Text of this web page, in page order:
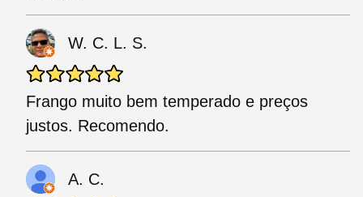
W. C. L. S.
Frango muito bem temperado e preços
justos. Recomendo.
A. C.